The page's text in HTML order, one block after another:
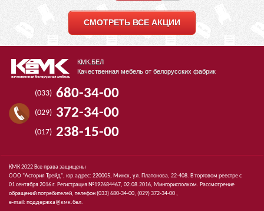
СМОТРЕТЬ ВСЕ АКЦИИ
КМК.БЕЛ
Качественная мебель от белорусских фабрик
(033) 680-34-00
(029) 372-34-00
(017) 238-15-00
КМК 2022 Все права защищены
ООО "Астория Трейд", юр.адрес: 220005, Минск, ул. Платонова, 22-408. В торговом реестре с
01 сентября 2016 г. Регистрация №192684467, 02.08.2016, Мингорисполком. Рассмотрение
обращений потребителей, телефон(033)680-34-00, (029)372-34-00 ,
e-mail: поддержка@кмк.бел.